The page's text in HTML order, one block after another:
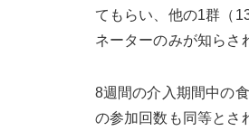
てもらい、他の1群（
ネーターのみが知らさ
8週間の介入期間中の
の参加回数も同等とさ